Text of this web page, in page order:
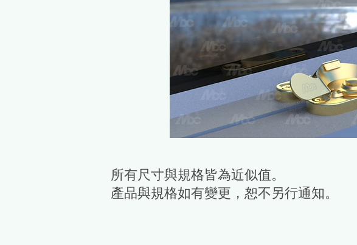
所有尺寸與規格皆為近似值。
產品與規格如有變更，恕不另行通知。